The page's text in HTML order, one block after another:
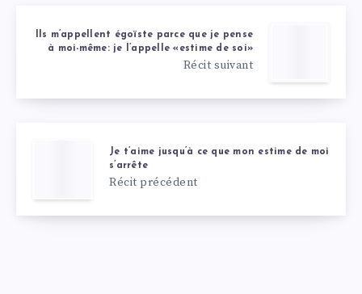
Ils m’appellent égoïste parce que je pense
à moi-même: je l’appelle «estime de soi»
Récit suivant
Je t’aime jusqu’à ce que mon estime de moi
s’arrête
Récit précédent